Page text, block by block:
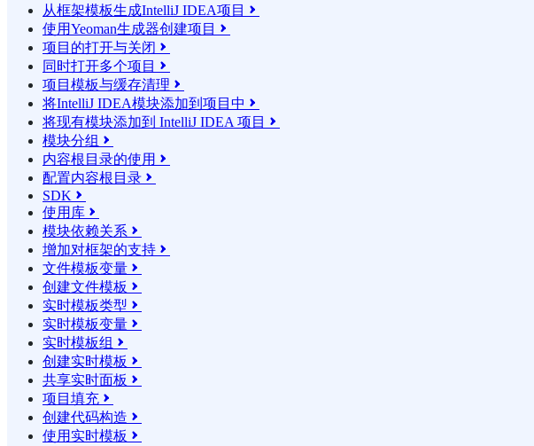
从框架模板生成IntelliJ IDEA项目 
使用Yeoman生成器创建项目 
项目的打开与关闭 
同时打开多个项目 
项目模板与缓存清理 
将IntelliJ IDEA模块添加到项目中 
将现有模块添加到 IntelliJ IDEA 项目 
模块分组 
内容根目录的使用 
配置内容根目录 
SDK 
使用库 
模块依赖关系 
增加对框架的支持 
文件模板变量 
创建文件模板 
实时模板类型 
实时模板变量 
实时模板组 
创建实时模板 
共享实时面板 
项目填充 
创建代码构造 
使用实时模板 